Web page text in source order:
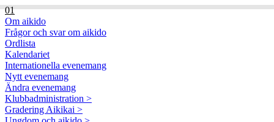
01
Om aikido
Frågor och svar om aikido
Ordlista
Kalendariet
Internationella evenemang
Nytt evenemang
Ändra evenemang
Klubbadministration >
Gradering Aikikai >